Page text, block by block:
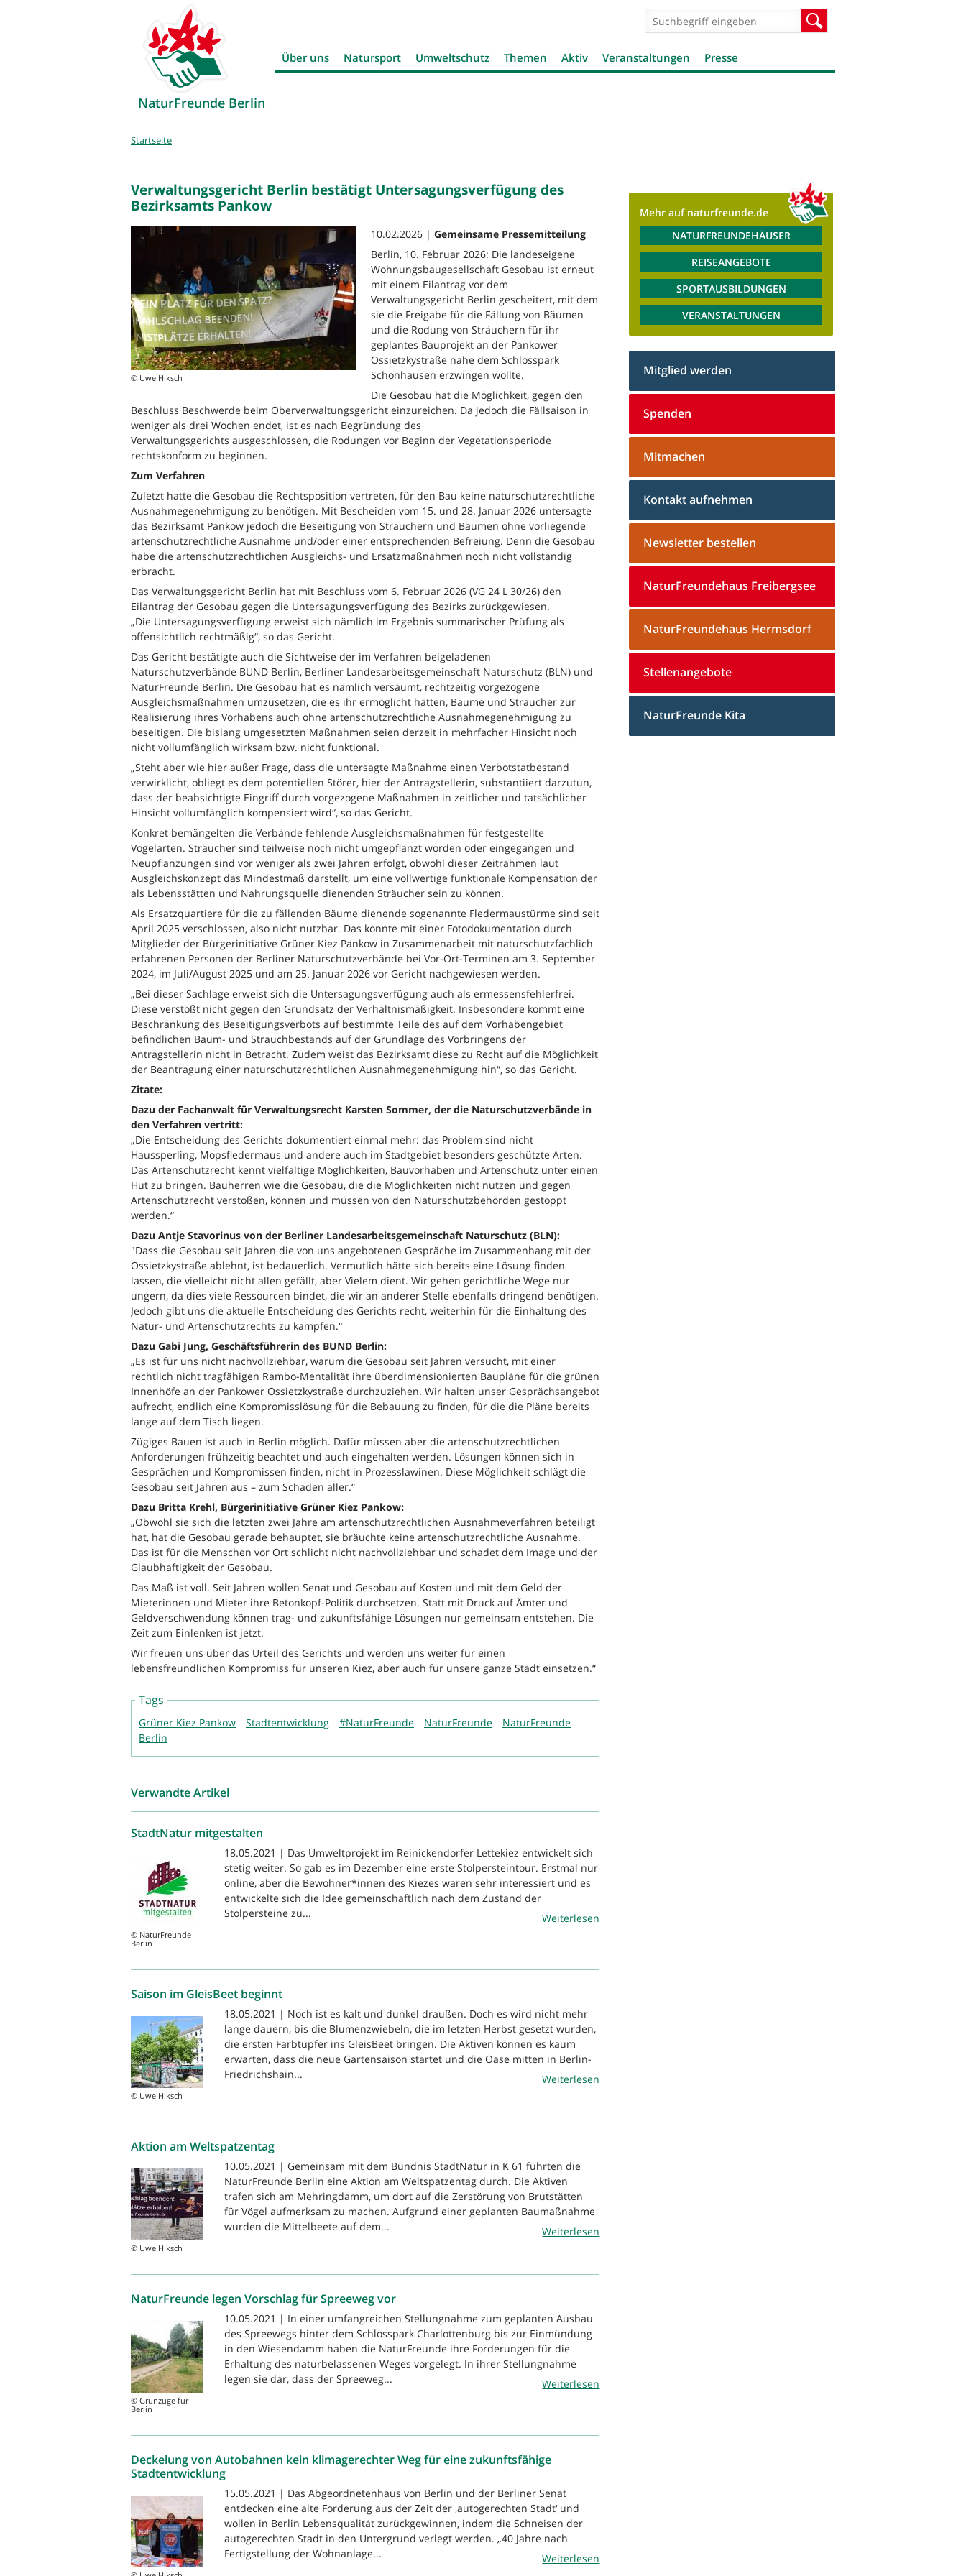
NaturFreunde Berlin
Suchformular
Über uns Natursport Umweltschutz Themen Aktiv Veranstaltungen Presse
Sie
Startseite
Verwaltungsgericht Berlin bestätigt Untersagungsverfügung des
Bezirksamts Pankow
© Uwe Hiksch
10.02.2026 | Gemeinsame Pressemitteilung
Berlin, 10. Februar 2026: Die landeseigene
Wohnungsbaugesellschaft Gesobau ist erneut
mit einem Eilantrag vor dem
Verwaltungsgericht Berlin gescheitert, mit dem
sie die Freigabe für die Fällung von Bäumen
und die Rodung von Sträuchern für ihr
geplantes Bauprojekt an der Pankower
Ossietzkystraße nahe dem Schlosspark
Schönhausen erzwingen wollte.
Die Gesobau hat die Möglichkeit, gegen den
Beschluss Beschwerde beim Oberverwaltungsgericht einzureichen. Da jedoch die Fällsaison in
weniger als drei Wochen endet, ist es nach Begründung des
Verwaltungsgerichts ausgeschlossen, die Rodungen vor Beginn der Vegetationsperiode
rechtskonform zu beginnen.
Zum Verfahren
Zuletzt hatte die Gesobau die Rechtsposition vertreten, für den Bau keine naturschutzrechtliche
Ausnahmegenehmigung zu benötigen. Mit Bescheiden vom 15. und 28. Januar 2026 untersagte
das Bezirksamt Pankow jedoch die Beseitigung von Sträuchern und Bäumen ohne vorliegende
artenschutzrechtliche Ausnahme und/oder einer entsprechenden Befreiung. Denn die Gesobau
habe die artenschutzrechtlichen Ausgleichs- und Ersatzmaßnahmen noch nicht vollständig
erbracht.
Das Verwaltungsgericht Berlin hat mit Beschluss vom 6. Februar 2026 (VG 24 L 30/26) den
Eilantrag der Gesobau gegen die Untersagungsverfügung des Bezirks zurückgewiesen.
„Die Untersagungsverfügung erweist sich nämlich im Ergebnis summarischer Prüfung als
offensichtlich rechtmäßig“, so das Gericht.
Das Gericht bestätigte auch die Sichtweise der im Verfahren beigeladenen
Naturschutzverbände BUND Berlin, Berliner Landesarbeitsgemeinschaft Naturschutz (BLN) und
NaturFreunde Berlin. Die Gesobau hat es nämlich versäumt, rechtzeitig vorgezogene
Ausgleichsmaßnahmen umzusetzen, die es ihr ermöglicht hätten, Bäume und Sträucher zur
Realisierung ihres Vorhabens auch ohne artenschutzrechtliche Ausnahmegenehmigung zu
beseitigen. Die bislang umgesetzten Maßnahmen seien derzeit in mehrfacher Hinsicht noch
nicht vollumfänglich wirksam bzw. nicht funktional.
„Steht aber wie hier außer Frage, dass die untersagte Maßnahme einen Verbotstatbestand
verwirklicht, obliegt es dem potentiellen Störer, hier der Antragstellerin, substantiiert darzutun,
dass der beabsichtigte Eingriff durch vorgezogene Maßnahmen in zeitlicher und tatsächlicher
Hinsicht vollumfänglich kompensiert wird“, so das Gericht.
Konkret bemängelten die Verbände fehlende Ausgleichsmaßnahmen für festgestellte
Vogelarten. Sträucher sind teilweise noch nicht umgepflanzt worden oder eingegangen und
Neupflanzungen sind vor weniger als zwei Jahren erfolgt, obwohl dieser Zeitrahmen laut
Ausgleichskonzept das Mindestmaß darstellt, um eine vollwertige funktionale Kompensation der
als Lebensstätten und Nahrungsquelle dienenden Sträucher sein zu können.
Als Ersatzquartiere für die zu fällenden Bäume dienende sogenannte Fledermaustürme sind seit
April 2025 verschlossen, also nicht nutzbar. Das konnte mit einer Fotodokumentation durch
Mitglieder der Bürgerinitiative Grüner Kiez Pankow in Zusammenarbeit mit naturschutzfachlich
erfahrenen Personen der Berliner Naturschutzverbände bei Vor-Ort-Terminen am 3. September
2024, im Juli/August 2025 und am 25. Januar 2026 vor Gericht nachgewiesen werden.
„Bei dieser Sachlage erweist sich die Untersagungsverfügung auch als ermessensfehlerfrei.
Diese verstößt nicht gegen den Grundsatz der Verhältnismäßigkeit. Insbesondere kommt eine
Beschränkung des Beseitigungsverbots auf bestimmte Teile des auf dem Vorhabengebiet
befindlichen Baum- und Strauchbestands auf der Grundlage des Vorbringens der
Antragstellerin nicht in Betracht. Zudem weist das Bezirksamt diese zu Recht auf die Möglichkeit
der Beantragung einer naturschutzrechtlichen Ausnahmegenehmigung hin“, so das Gericht.
Zitate:
Dazu der Fachanwalt für Verwaltungsrecht Karsten Sommer, der die Naturschutzverbände in
den Verfahren vertritt:
„Die Entscheidung des Gerichts dokumentiert einmal mehr: das Problem sind nicht
Haussperling, Mopsfledermaus und andere auch im Stadtgebiet besonders geschützte Arten.
Das Artenschutzrecht kennt vielfältige Möglichkeiten, Bauvorhaben und Artenschutz unter einen
Hut zu bringen. Bauherren wie die Gesobau, die die Möglichkeiten nicht nutzen und gegen
Artenschutzrecht verstoßen, können und müssen von den Naturschutzbehörden gestoppt
werden.“
Dazu Antje Stavorinus von der Berliner Landesarbeitsgemeinschaft Naturschutz (BLN):
"Dass die Gesobau seit Jahren die von uns angebotenen Gespräche im Zusammenhang mit der
Ossietzkystraße ablehnt, ist bedauerlich. Vermutlich hätte sich bereits eine Lösung finden
lassen, die vielleicht nicht allen gefällt, aber Vielem dient. Wir gehen gerichtliche Wege nur
ungern, da dies viele Ressourcen bindet, die wir an anderer Stelle ebenfalls dringend benötigen.
Jedoch gibt uns die aktuelle Entscheidung des Gerichts recht, weiterhin für die Einhaltung des
Natur- und Artenschutzrechts zu kämpfen."
Dazu Gabi Jung, Geschäftsführerin des BUND Berlin:
„Es ist für uns nicht nachvollziehbar, warum die Gesobau seit Jahren versucht, mit einer
rechtlich nicht tragfähigen Rambo-Mentalität ihre überdimensionierten Baupläne für die grünen
Innenhöfe an der Pankower Ossietzkystraße durchzuziehen. Wir halten unser Gesprächsangebot
aufrecht, endlich eine Kompromisslösung für die Bebauung zu finden, für die die Pläne bereits
lange auf dem Tisch liegen.
Zügiges Bauen ist auch in Berlin möglich. Dafür müssen aber die artenschutzrechtlichen
Anforderungen frühzeitig beachtet und auch eingehalten werden. Lösungen können sich in
Gesprächen und Kompromissen finden, nicht in Prozesslawinen. Diese Möglichkeit schlägt die
Gesobau seit Jahren aus – zum Schaden aller.“
Dazu Britta Krehl, Bürgerinitiative Grüner Kiez Pankow:
„Obwohl sie sich die letzten zwei Jahre am artenschutzrechtlichen Ausnahmeverfahren beteiligt
hat, hat die Gesobau gerade behauptet, sie bräuchte keine artenschutzrechtliche Ausnahme.
Das ist für die Menschen vor Ort schlicht nicht nachvollziehbar und schadet dem Image und der
Glaubhaftigkeit der Gesobau.
Das Maß ist voll. Seit Jahren wollen Senat und Gesobau auf Kosten und mit dem Geld der
Mieterinnen und Mieter ihre Betonkopf-Politik durchsetzen. Statt mit Druck auf Ämter und
Geldverschwendung können trag- und zukunftsfähige Lösungen nur gemeinsam entstehen. Die
Zeit zum Einlenken ist jetzt.
Wir freuen uns über das Urteil des Gerichts und werden uns weiter für einen
lebensfreundlichen Kompromiss für unseren Kiez, aber auch für unsere ganze Stadt einsetzen.“
Tags
Grüner Kiez Pankow Stadtentwicklung #NaturFreunde NaturFreunde
NaturFreunde
Berlin
Verwandte Artikel
StadtNatur mitgestalten
© NaturFreunde
Berlin
18.05.2021 | Das Umweltprojekt im Reinickendorfer Lettekiez entwickelt sich
stetig weiter. So gab es im Dezember eine erste Stolpersteintour. Erstmal nur
online, aber die Bewohner*innen des Kiezes waren sehr interessiert und es
entwickelte sich die Idee gemeinschaftlich nach dem Zustand der
Stolpersteine zu...
Weiterlesen
Saison im GleisBeet beginnt
© Uwe Hiksch
18.05.2021 | Noch ist es kalt und dunkel draußen. Doch es wird nicht mehr
lange dauern, bis die Blumenzwiebeln, die im letzten Herbst gesetzt wurden,
die ersten Farbtupfer ins GleisBeet bringen. Die Aktiven können es kaum
erwarten, dass die neue Gartensaison startet und die Oase mitten in Berlin-
Friedrichshain...
Weiterlesen
Aktion am Weltspatzentag
© Uwe Hiksch
10.05.2021 | Gemeinsam mit dem Bündnis StadtNatur in K 61 führten die
NaturFreunde Berlin eine Aktion am Weltspatzentag durch. Die Aktiven
trafen sich am Mehringdamm, um dort auf die Zerstörung von Brutstätten
für Vögel aufmerksam zu machen. Aufgrund einer geplanten Baumaßnahme
wurden die Mittelbeete auf dem...
Weiterlesen
NaturFreunde legen Vorschlag für Spreeweg vor
© Grünzüge für
Berlin
10.05.2021 | In einer umfangreichen Stellungnahme zum geplanten Ausbau
des Spreewegs hinter dem Schlosspark Charlottenburg bis zur Einmündung
in den Wiesendamm haben die NaturFreunde ihre Forderungen für die
Erhaltung des naturbelassenen Weges vorgelegt. In ihrer Stellungnahme
legen sie dar, dass der Spreeweg...
Weiterlesen
Deckelung von Autobahnen kein klimagerechter Weg für eine zukunftsfähige
Stadtentwicklung
15.05.2021 | Das Abgeordnetenhaus von Berlin und der Berliner Senat
entdecken eine alte Forderung aus der Zeit der ‚autogerechten Stadt‘ und
wollen in Berlin Lebensqualität zurückgewinnen, indem die Schneisen der
autogerechten Stadt in den Untergrund verlegt werden. „40 Jahre nach
Fertigstellung der Wohnanlage...
Weiterlesen
Mehr auf naturfreunde.de
NATURFREUNDEHÄUSER
REISEANGEBOTE
SPORTAUSBILDUNGEN
VERANSTALTUNGEN
Mitglied werden
Spenden
Mitmachen
Kontakt aufnehmen
Newsletter bestellen
NaturFreundehaus Freibergsee
NaturFreundehaus Hermsdorf
Stellenangebote
NaturFreunde Kita